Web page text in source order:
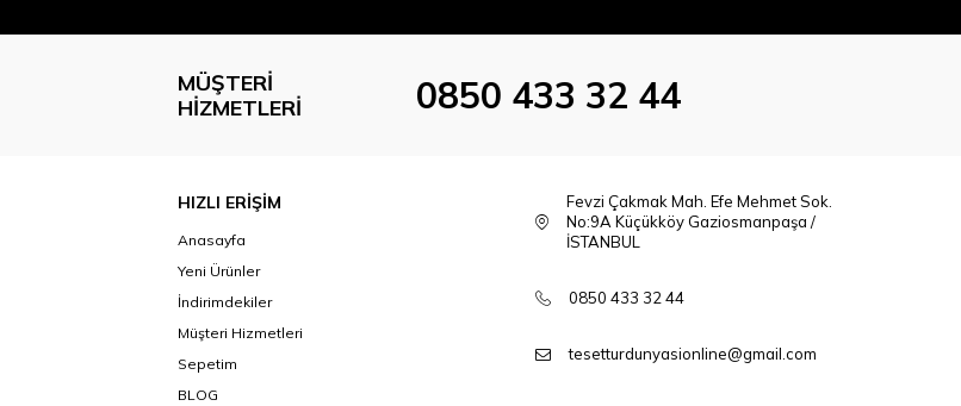
MÜŞTERI
HIZMETLERI
0850 433 32 44
HIZLI ERİŞİM
Anasayfa
Yeni Ürünler
İndirimdekiler
Müşteri Hizmetleri
Sepetim
BLOG
Fevzi Çakmak Mah. Efe Mehmet Sok.
No:9A Küçükköy Gaziosmanpaşa /
İSTANBUL
0850 433 32 44
tesetturdunyasionline@gmail.com